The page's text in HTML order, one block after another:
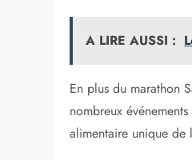
A LIRE AUSSI :
En plus du marathon
nombreux
alimentaire unique